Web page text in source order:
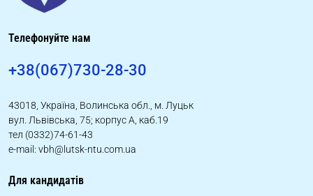
Телефонуйте нам
+38(067)730-28-30
43018, Україна, Волинська обл., м. Луцьк
вул. Львівська, 75; корпус А, каб.19
тел (0332)74-61-43
e-mail: vbh@lutsk-ntu.com.ua
Для кандидатів